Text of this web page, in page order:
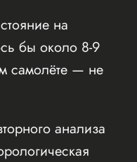
на
бы около 8-9
самолёте — не
анализа